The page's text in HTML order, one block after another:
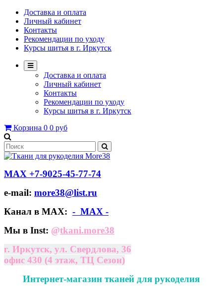
Доставка и оплата
Личный кабинет
Контакты
Рекомендации по уходу
Курсы шитья в г. Иркутск
Доставка и оплата
Личный кабинет
Контакты
Рекомендации по уходу
Курсы шитья в г. Иркутск
Корзина 0 0 руб
МАХ +7-9025-45-77-74
e-mail: more38@list.ru
Канал в МАХ: - МАХ -
Мы в Inst: @tkani.more38
г. Иркутск, ул. Свердлова, 36
офис 430 (4 этаж, ТЦ Сезон)
Интернет-магазин тканей для рукоделия